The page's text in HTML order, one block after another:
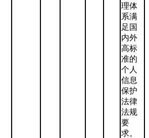
理体
系满
足国
内外
高标
准的
个人
信息
保护
法律
法规
要
求。